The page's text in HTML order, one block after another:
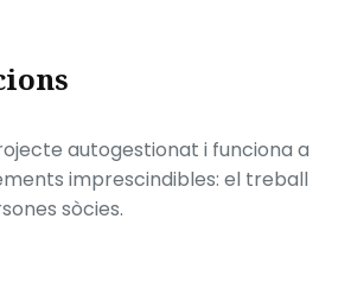
autogestionat i funciona a
imprescindibles: el treball
sòcies.